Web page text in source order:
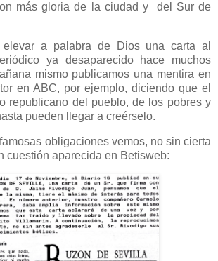
más gloria de la ciudad y del Sur de
a palabra de Dios una carta al
ya desaparecido hace muchos
mismo publicamos una mentira en
en ABC, por ejemplo, diciendo que el
republicano del pueblo, de los pobres y
pueden llegar a creérselo.
obligaciones vemos, no sin cierta
cuestión aparecida en Betisweb: